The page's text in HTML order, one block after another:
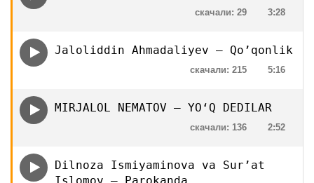
3:28
скачали: 29
Jaloliddin Ahmadaliyev — Qo’qonlik
5:16
скачали: 215
MIRJALOL NEMATOV — YOʻQ DEDILAR
2:52
скачали: 136
Dilnoza Ismiyaminova va Sur’at